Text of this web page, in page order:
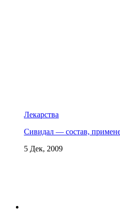
Лекарства
Сивидал — состав,
5 Дек, 2009